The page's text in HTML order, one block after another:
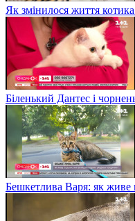
Як змінилося життя
Біленький Дантес і
Бешкетлива Варя: як живе